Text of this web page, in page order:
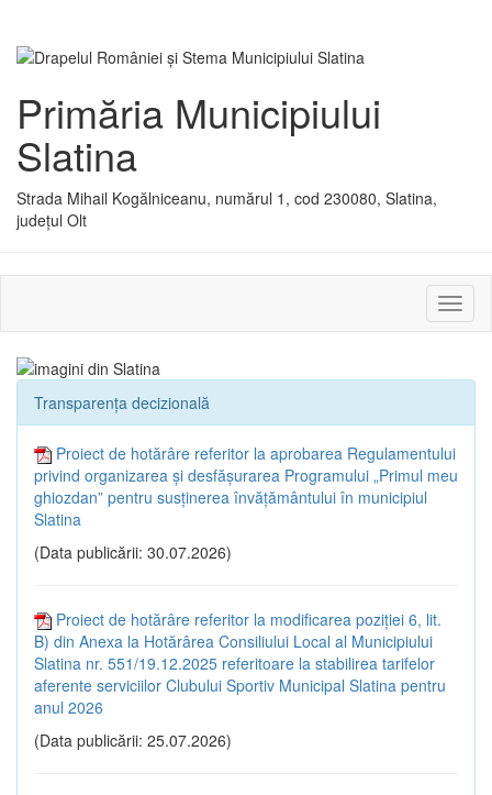
Primăria Municipiului
Slatina
Strada Mihail Kogălniceanu, numărul 1, cod 230080, Slatina,
județul Olt
sau
Transparența decizională
Proiect de hotărâre referitor la aprobarea Regulamentului
privind organizarea și desfășurarea Programului „Primul meu
ghiozdan” pentru susținerea învățământului în municipiul
Slatina
(Data publicării: 30.07.2026)
Proiect de hotărâre referitor la modificarea poziției 6, lit.
B) din Anexa la Hotărârea Consiliului Local al Municipiului
Slatina nr. 551/19.12.2025 referitoare la stabilirea tarifelor
aferente serviciilor Clubului Sportiv Municipal Slatina pentru
anul 2026
(Data publicării: 25.07.2026)